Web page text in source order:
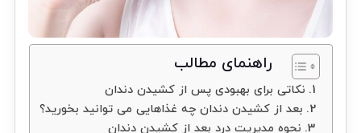
راهنمای مطالب
نکاتی برای بهبودی پس از کشیدن دندان
بعد از کشیدن دندان چه غذاهایی می توانید بخورید؟
نحوه مدیریت درد بعد از کشیدن دندان